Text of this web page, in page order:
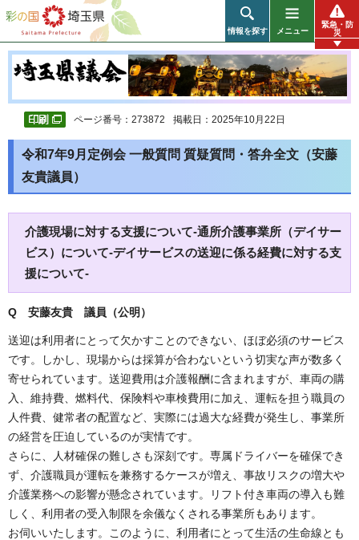
彩の国 埼玉県
情報を探す メニュー
緊急・防
災
ページ番号：273872 掲載日：2025年10月22日
令和7年9月定例会 一般質問 質疑質問・答弁全文（安藤
友貴議員）
介護現場に対する支援について-通所介護事業所（デイサー
ビス）について-デイサービスの送迎に係る経費に対する支
援について-
Q 安藤友貴 議員（公明）
送迎は利用者にとって欠かすことのできない、ほぼ必須のサービス
です。しかし、現場からは採算が合わないという切実な声が数多く
寄せられています。送迎費用は介護報酬に含まれますが、車両の購
入、維持費、燃料代、保険料や車検費用に加え、運転を担う職員の
人件費、健常者の配置など、実際には過大な経費が発生し、事業所
の経営を圧迫しているのが実情です。
さらに、人材確保の難しさも深刻です。専属ドライバーを確保でき
ず、介護職員が運転を兼務するケースが増え、事故リスクの増大や
介護業務への影響が懸念されています。リフト付き車両の導入も難
しく、利用者の受入制限を余儀なくされる事業所もあります。
お伺いいたします。このように、利用者にとって生活の生命線とも